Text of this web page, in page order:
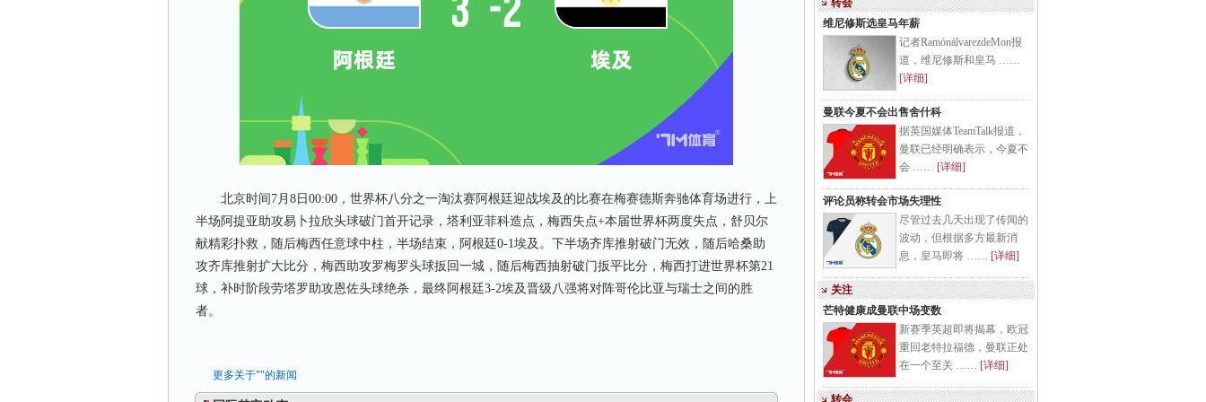
北京时间7月8日00:00，世界杯八分之一淘汰赛阿根廷迎战埃及的比赛在梅赛德斯奔驰体育场进行，上
半场阿提亚助攻易卜拉欣头球破门首开记录，塔利亚菲科造点，梅西失点+本届世界杯两度失点，舒贝尔
献精彩扑救，随后梅西任意球中柱，半场结束，阿根廷0-1埃及。下半场齐库推射破门无效，随后哈桑助
攻齐库推射扩大比分，梅西助攻罗梅罗头球扳回一城，随后梅西抽射破门扳平比分，梅西打进世界杯第21
球，补时阶段劳塔罗助攻恩佐头球绝杀，最终阿根廷3-2埃及晋级八强将对阵哥伦比亚与瑞士之间的胜
者。
更多关于""的新闻
转会
维尼修斯选皇马年薪
记者RamónálvarezdeMon报
道，维尼修斯和皇马 ……
[详细]
曼联今夏不会出售舍什科
据英国媒体TeamTalk报道，
曼联已经明确表示，今夏不
会 …… [详细]
评论员称转会市场失理性
尽管过去几天出现了传闻的
波动，但根据多方最新消
息，皇马即将 …… [详细]
关注
芒特健康成曼联中场变数
新赛季英超即将揭幕，欧冠
重回老特拉福德，曼联正处
在一个至关 …… [详细]
转会